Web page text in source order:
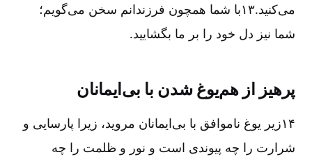
می‌کنید.۱۳با شما همچون فرزندانم سخن می‌گویم؛
شما نیز دل خود را بر ما بگشایید.
پرهیز از هم‌یوغ شدن با بی‌ایمانان
۱۴زیر یوغ ناموافق با بی‌ایمانان مروید، زیرا پارسایی و
شرارت را چه پیوندی است و نور و ظلمت را چه